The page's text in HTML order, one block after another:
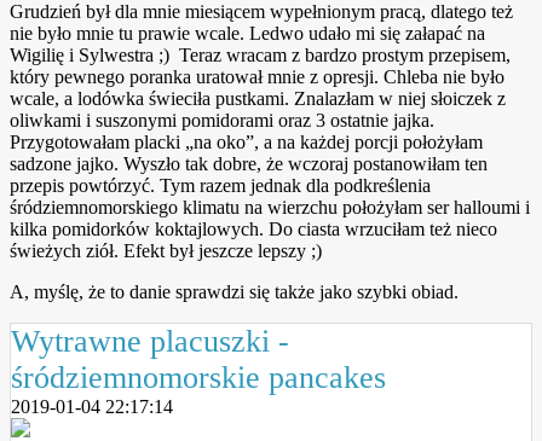
Grudzień był dla mnie miesiącem wypełnionym pracą, dlatego też
nie było mnie tu prawie wcale. Ledwo udało mi się załapać na
Wigilię i Sylwestra ;) Teraz wracam z bardzo prostym przepisem,
który pewnego poranka uratował mnie z opresji. Chleba nie było
wcale, a lodówka świeciła pustkami. Znalazłam w niej słoiczek z
oliwkami i suszonymi pomidorami oraz 3 ostatnie jajka.
Przygotowałam placki „na oko”, a na każdej porcji położyłam
sadzone jajko. Wyszło tak dobre, że wczoraj postanowiłam ten
przepis powtórzyć. Tym razem jednak dla podkreślenia
śródziemnomorskiego klimatu na wierzchu położyłam ser halloumi i
kilka pomidorków koktajlowych. Do ciasta wrzuciłam też nieco
świeżych ziół. Efekt był jeszcze lepszy ;)
A, myślę, że to danie sprawdzi się także jako szybki obiad.
Wytrawne placuszki -
śródziemnomorskie pancakes
2019-01-04 22:17:14